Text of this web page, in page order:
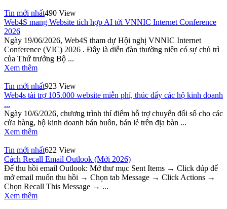
Tin mới nhất490 View
Web4S mang Website tích hợp AI tới VNNIC Internet Conference
2026
Ngày 19/06/2026, Web4S tham dự Hội nghị VNNIC Internet
Conference (VIC) 2026 . Đây là diễn đàn thường niên có sự chủ trì
của Thứ trưởng Bộ ...
Xem thêm
Tin mới nhất923 View
Web4s tài trợ 105.000 website miễn phí, thúc đẩy các hộ kinh doanh
...
Ngày 10/6/2026, chương trình thí điểm hỗ trợ chuyển đổi số cho các
cửa hàng, hộ kinh doanh bán buôn, bán lẻ trên địa bàn ...
Xem thêm
Tin mới nhất622 View
Cách Recall Email Outlook (Mới 2026)
Để thu hồi email Outlook: Mở thư mục Sent Items → Click đúp để
mở email muốn thu hồi → Chọn tab Message → Click Actions →
Chọn Recall This Message → ...
Xem thêm